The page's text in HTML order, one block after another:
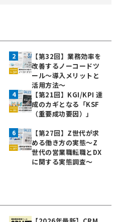
【第32回】業務効率を
改善するノーコードツ
ール～導入メリットと
活用方法～
【第21回】KGI/KPI 達
成のカギとなる「KSF
（重要成功要因）」
【第27回】Z世代が求
める働き方の実態〜Z
世代の営業職転職とDX
に関する実態調査〜